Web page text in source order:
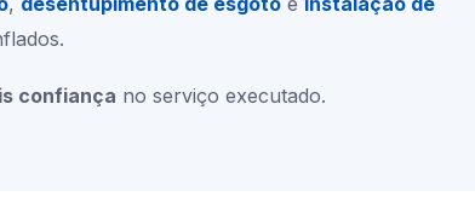
confiança no serviço executado.